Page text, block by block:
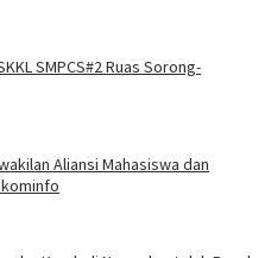
SMPCS#2 Ruas Sorong-
Aliansi Mahasiswa dan